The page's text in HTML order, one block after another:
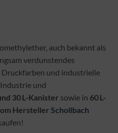
auch bekannt als
verdunstendes
Druckfarben und industrielle
und
30 L-Kanister sowie in 60 L-
Hersteller Schollbach